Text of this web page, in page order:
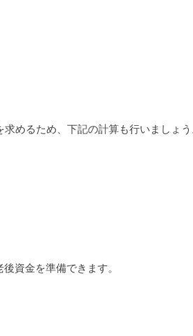
めるため、下記の計算も行いましょ
資金を準備できます。